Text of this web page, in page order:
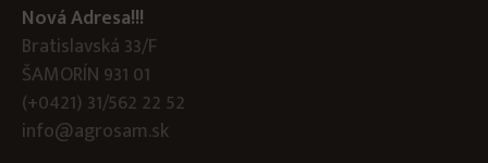
Nová Adresa!!!
Bratislavská 33/F
ŠAMORÍN 931 01
(+0421) 31/562 22 52
info@agrosam.sk